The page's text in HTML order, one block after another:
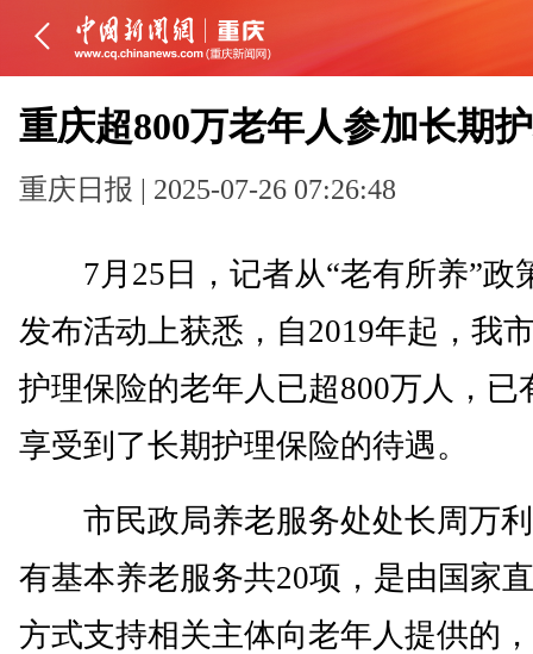
重庆超800万老年人参加长期
重庆日报 | 2025-07-26 07:26:48
7月25日，记者从“老有所养”政
发布活动上获悉，自2019年起，我
护理保险的老年人已超800万人，已
享受到了长期护理保险的待遇。
市民政局养老服务处处长周万利
有基本养老服务共20项，是由国家
方式支持相关主体向老年人提供的